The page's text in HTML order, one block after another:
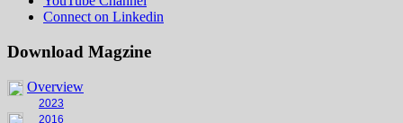
Connect on Linkedin
Download Magzine
Overview
2023
2016